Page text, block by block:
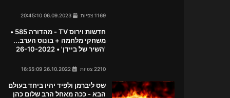
1169 צפיות
חדשות וירוס TV - מהדורה 585 •
משחקי מלחמה + בונוס הערב...
'השיר של ביידן' • 26-10-2022
2210 צפיות
שס ליברמן ולפיד יהיו ביחד בעולם
הבא - ככה מאחל הרב שלום כהן